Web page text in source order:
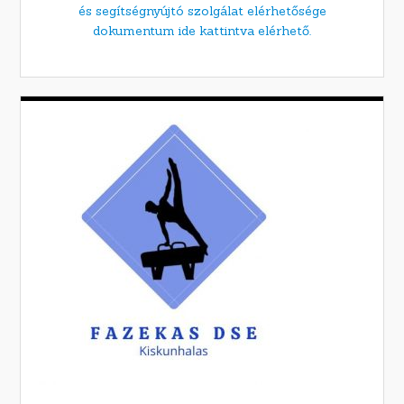
és segítségnyújtó szolgálat elérhetősége
dokumentum ide kattintva elérhető.